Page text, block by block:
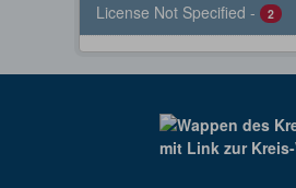
License Not Specified - 2